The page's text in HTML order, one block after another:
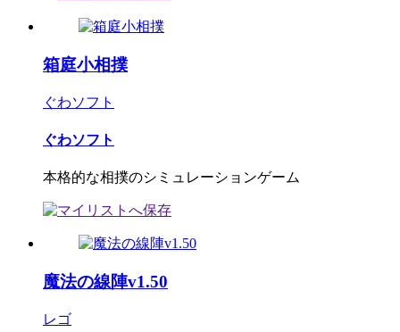
箱庭小相撲
ぐわソフト
ぐわソフト
本格的な相撲のシミュレーションゲーム
魔法の線陣v1.50
レゴ